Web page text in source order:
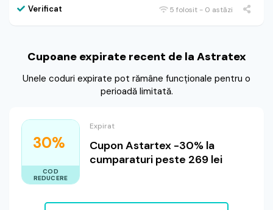
Verificat 5 folosit - 0 astăzi
Cupoane expirate recent de la Astratex
Unele coduri expirate pot rămâne funcționale pentru o
perioadă limitată.
30%
COD
REDUCERE
Expirat
Cupon Astartex -30% la
cumparaturi peste 269 lei